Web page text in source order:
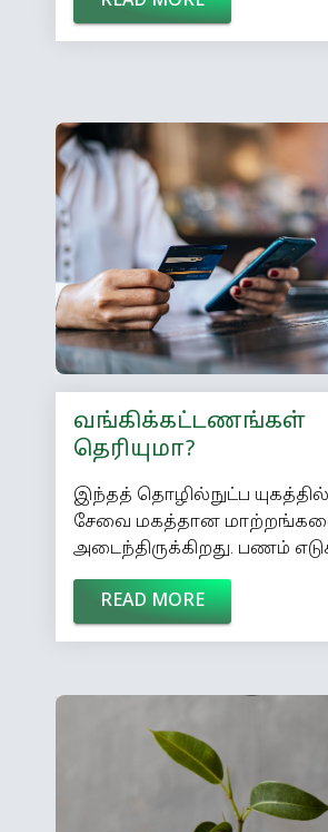
செயல்படக் கூடாது’ என
ஏ.டி.எம் பயன்பாட்டுக்கு
விதிக்கின்றன வங்கிகள்.
மையங்களை
பயன்படுத்துவது எப்படி? *
கிளையோடு இணைந்துள்ள
ஏ.டி.எம்மையோ, பெரிய வணிக
அலுவலக வளாகங்களில்
ஏ.டி.எம்களையோ
எப்போதும் மக்கள் நடமாட்டமும்
வங்கிக்கட்டணங்கள்
தெரியுமா?
இந்தத் தொழில்நுட்ப
சேவை மகத்தான
அடைந்திருக்கிறது. பணம்
வேறு ஒருவருடைய
செலுத்வோ, டிமாண்ட்
மணிக்கணக்கில் க்யூவில்
வைத்திருக்கும் வங்கிக்கு
எப்போது போனீர்கள் என
பார்த்தால், மாதக்கணக்கில்
ஆகியிருக்கும். நினைத்த
READ MORE